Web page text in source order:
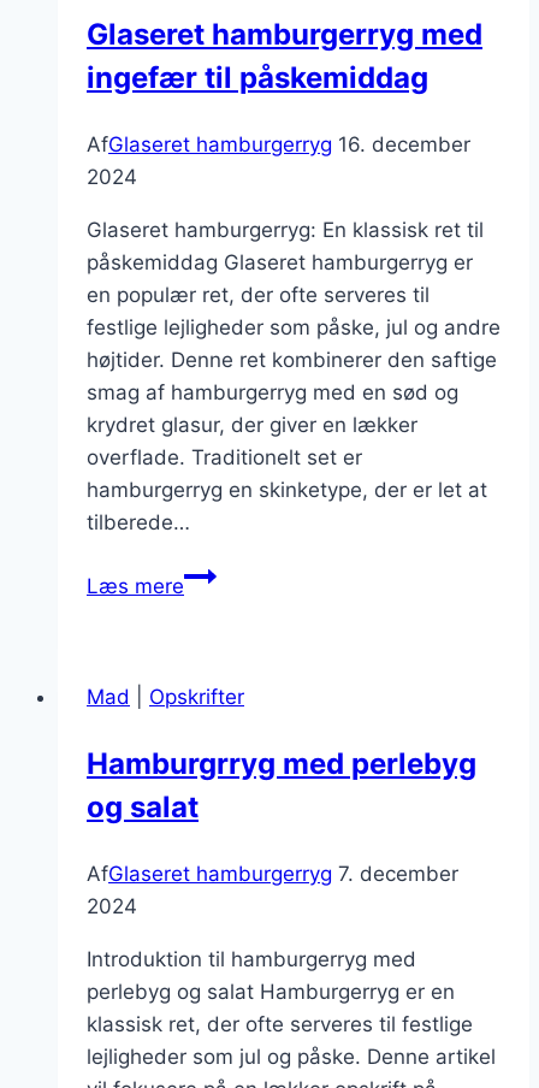
Glaseret hamburgerryg med
ingefær til påskemiddag
AfGlaseret hamburgerryg 16. december
2024
Glaseret hamburgerryg: En klassisk ret til
påskemiddag Glaseret hamburgerryg er
en populær ret, der ofte serveres til
festlige lejligheder som påske, jul og andre
højtider. Denne ret kombinerer den saftige
smag af hamburgerryg med en sød og
krydret glasur, der giver en lækker
overflade. Traditionelt set er
hamburgerryg en skinketype, der er let at
tilberede…
Læs mereGlaseret
til
Mad Opskrifter
Hamburgrryg med perlebyg
og salat
AfGlaseret hamburgerryg 7. december
2024
Introduktion til hamburgerryg med
perlebyg og salat Hamburgerryg er en
klassisk ret, der ofte serveres til festlige
lejligheder som jul og påske. Denne artikel